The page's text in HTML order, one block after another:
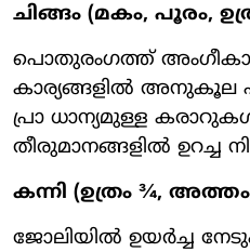
ചിങ്ങം (മകം, പൂരം,
പൊതുരംഗത്ത്
കാര്യങ്ങളിൽ അനുകൂല
പ്രാ ധാന്യമുള്ള
തീരുമാനങ്ങളിൽ ഉറച്ച
കന്നി (ഉത്രം ¾,
ജോലിയിൽ ഉയർച്ച